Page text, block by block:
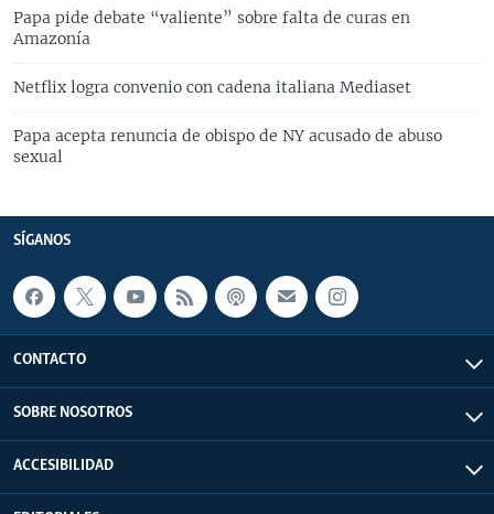
Papa pide debate “valiente” sobre falta de curas en
Amazonía
Netflix logra convenio con cadena italiana Mediaset
Papa acepta renuncia de obispo de NY acusado de abuso
sexual
SÍGANOS
CONTACTO
SOBRE NOSOTROS
ACCESIBILIDAD